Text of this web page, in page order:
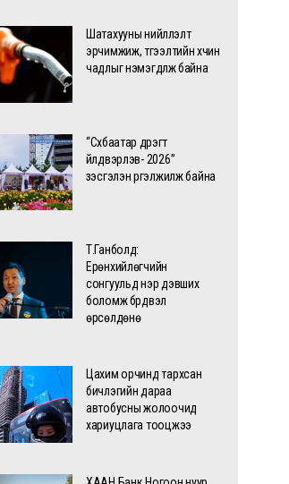
Шатахууны нийлүүлэлт
эрчимжиж, түгээлтийн хүчин
чадлыг нэмэгдүүлж байна
“Сүхбаатар дүүрэгт
үйлдвэрлэв- 2026”
үзэсгэлэн үргэлжилж байна
Т.Ганболд:
Ерөнхийлөгчийн
сонгуульд нэр дэвших
боломж бүрдвэл
өрсөлдөнө
Цахим орчинд тархсан
бичлэгийн дараа
автобусны жолоочид
хариуцлага тооцжээ